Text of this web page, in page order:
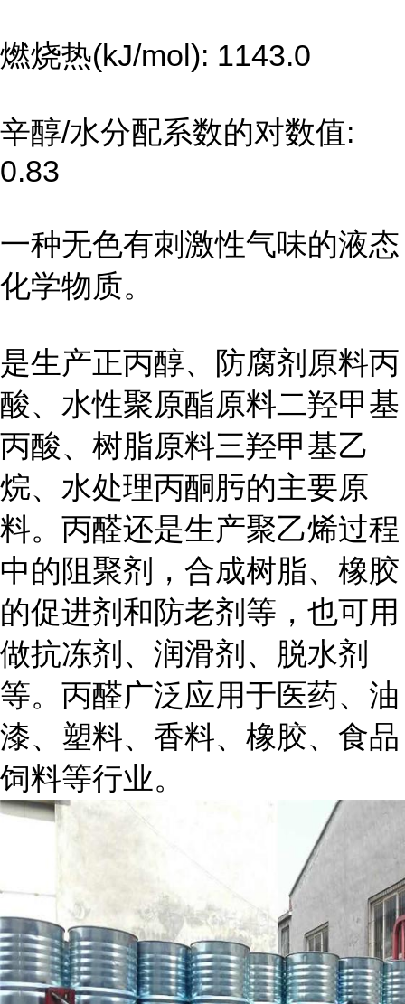
燃烧热(kJ/mol): 1143.0
辛醇/水分配系数的对数值:
0.83
一种无色有刺激性气味的液态
化学物质。
是生产正丙醇、防腐剂原料丙
酸、水性聚原酯原料二羟甲基
丙酸、树脂原料三羟甲基乙
烷、水处理丙酮肟的主要原
料。丙醛还是生产聚乙烯过程
中的阻聚剂，合成树脂、橡胶
的促进剂和防老剂等，也可用
做抗冻剂、润滑剂、脱水剂
等。丙醛广泛应用于医药、油
漆、塑料、香料、橡胶、食品
饲料等行业。